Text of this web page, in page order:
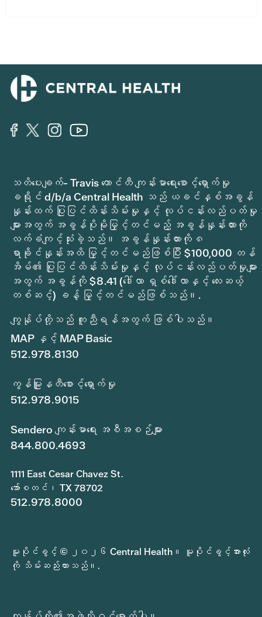
သတိပေးချက်- Travis ကောင်တီ ကျန်းမာရေးစောင့်ရှောက်မှု
ခရိုင် d/b/a Central Health သည် ယခင်နှစ်အခွန်
နှုန်းထက် ပြုပြင်ထိန်းသိမ်းမှုနှင့် လုပ်ငန်းလည်ပတ်မှု
များအတွက် အခွန်ပိုမိုမြှင့်တင်မည့် အခွန်နှုန်းထားကို
လက်ခံကျင့်သုံးခဲ့သည်။ အခွန်နှုန်းထားကို ၈
ရာခိုင်နှုန်းအထိ မြှင့်တင်မည်ဖြစ်ပြီး $100,000 တန်
အိမ်၏ ပြုပြင်ထိန်းသိမ်းမှုနှင့် လုပ်ငန်းလည်ပတ်မှုများ
အတွက် အခွန်ကို $8.41 (ဒေါ်လာ ရှစ်ဒေါ်လာနှင့် လေးဆယ့်
တစ်ဆင့်) ခန့် မြှင့်တင်မည်ဖြစ်သည်။.
ကျွန်ုပ်တို့သည် ကူညီရန်အတွက် ဖြစ်ပါသည်။
MAP နှင့် MAP Basic
512.978.8130
ကွန်မြူနတီစောင့်ရှောက်မှု
512.978.9015
Sendero ကျန်းမာရေး အစီအစဉ်များ
844.800.4693
1111 East Cesar Chavez St.
အော်စတင်၊ TX 78702
512.978.8000
မူပိုင်ခွင့် © ၂၀၂၆ Central Health။ မူပိုင်ခွင့်အားလုံး
ကို သိမ်းဆည်းထားသည်။.